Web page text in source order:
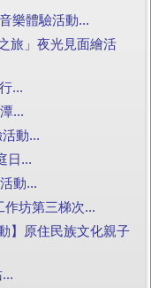
樂體驗活動...
旅」夜光見面繪活
...
...
動...
日...
動...
作坊第三梯次...
】原住民族文化親子